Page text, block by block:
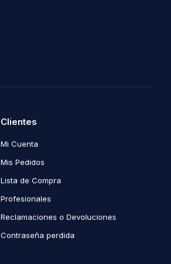
Clientes
Mi Cuenta
Mis Pedidos
Lista de Compra
Profesionales
Reclamaciones o Devoluciones
Contraseña perdida